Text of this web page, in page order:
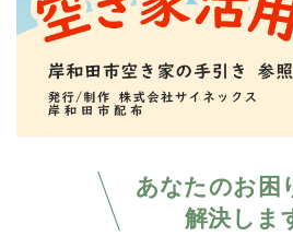
あなたのお困
解決しま